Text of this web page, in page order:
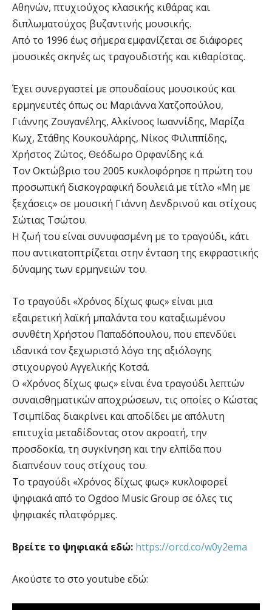
Αθηνών, πτυχιούχος κλασικής κιθάρας και
διπλωματούχος βυζαντινής μουσικής.
Από το 1996 έως σήμερα εμφανίζεται σε διάφορες
μουσικές σκηνές ως τραγουδιστής και κιθαρίστας.
Έχει συνεργαστεί με σπουδαίους μουσικούς και
ερμηνευτές όπως oι: Μαριάννα Χατζοπούλου,
Γιάννης Ζουγανέλης, Αλκίνοος Ιωαννίδης, Μαρίζα
Κωχ, Στάθης Κουκουλάρης, Νίκος Φιλιππίδης,
Χρήστος Ζώτος, Θεόδωρο Ορφανίδης κ.ά.
Τον Οκτώβριο του 2005 κυκλοφόρησε η πρώτη του
προσωπική δισκογραφική δουλειά με τίτλο «Μη με
ξεχάσεις» σε μουσική Γιάννη Δενδρινού και στίχους
Σώτιας Τσώτου.
Η ζωή του είναι συνυφασμένη με το τραγούδι, κάτι
που αντικατοπτρίζεται στην ένταση της εκφραστικής
δύναμης των ερμηνειών του.
Το τραγούδι «Χρόνος δίχως φως» είναι μια
εξαιρετική λαϊκή μπαλάντα του καταξιωμένου
συνθέτη Χρήστου Παπαδόπουλου, που επενδύει
ιδανικά τον ξεχωριστό λόγο της αξιόλογης
στιχουργού Αγγελικής Κοτσά.
Ο «Χρόνος δίχως φως» είναι ένα τραγούδι λεπτών
συναισθηματικών αποχρώσεων, τις οποίες ο Κώστας
Τσιμπίδας διακρίνει και αποδίδει με απόλυτη
επιτυχία μεταδίδοντας στον ακροατή, την
προσδοκία, τη συγκίνηση και την ελπίδα που
διαπνέουν τους στίχους του.
Το τραγούδι «Χρόνος δίχως φως» κυκλοφορεί
ψηφιακά από το Ogdoo Music Group σε όλες τις
ψηφιακές πλατφόρμες.
Βρείτε το ψηφιακά εδώ: https://orcd.co/w0y2ema
Ακούστε το στο youtube εδώ: